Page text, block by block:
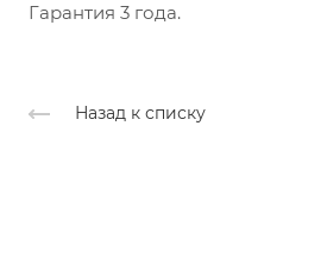
Гарантия 3 года.
Назад к списку